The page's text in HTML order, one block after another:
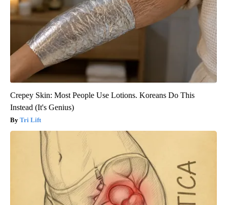
Crepey Skin: Most People Use Lotions. Koreans Do This
Instead (It's Genius)
Tri Lift